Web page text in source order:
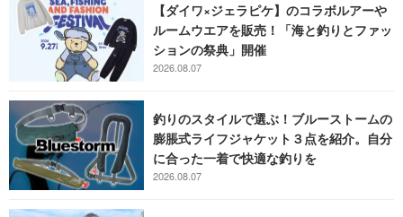
【ダイワ×ジェラピケ】のコラボルアーや
ルームウエアを販売！「海と釣りとファッ
ションの祭典」開催
2026.08.07
釣りのスタイルで選ぶ！ブルーストームの
膨脹式ライフジャケット３点を紹介。自分
に合った一着で快適な釣りを
2026.08.07